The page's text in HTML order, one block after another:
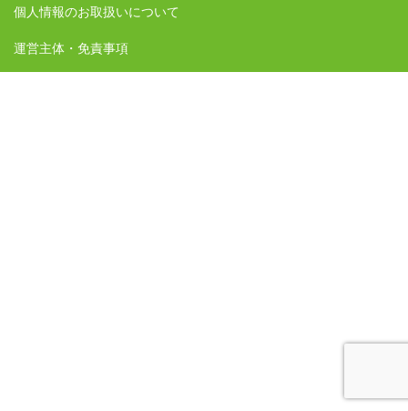
個人情報のお取扱いについて
運営主体・免責事項